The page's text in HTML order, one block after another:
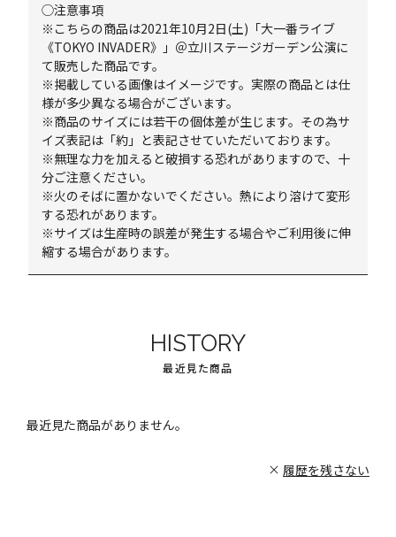
◯注意事項
※こちらの商品は2021年10月2日(土)「大一番ライブ
《TOKYO INVADER》」＠立川ステージガーデン公演に
て販売した商品です。
※掲載している画像はイメージです。実際の商品とは仕
様が多少異なる場合がございます。
※商品のサイズには若干の個体差が生じます。その為サ
イズ表記は「約」と表記させていただいております。
※無理な力を加えると破損する恐れがありますので、十
分ご注意ください。
※火のそばに置かないでください。熱により溶けて変形
する恐れがあります。
※サイズは生産時の誤差が発生する場合やご利用後に伸
縮する場合があります。
HISTORY
最近見た商品
最近見た商品がありません。
履歴を残さない